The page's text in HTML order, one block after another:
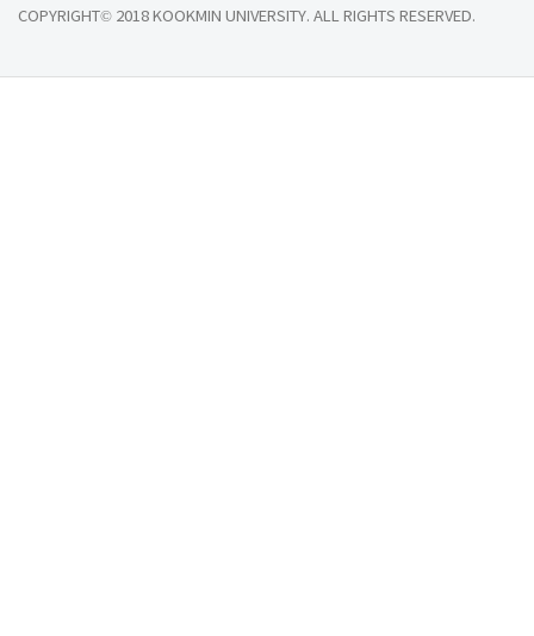
COPYRIGHT© 2018 KOOKMIN UNIVERSITY. ALL RIGHTS RESERVED.